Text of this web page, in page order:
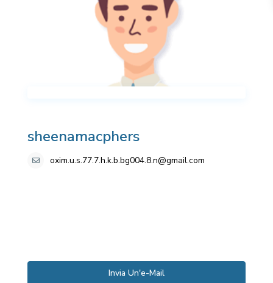
sheenamacphers
oxim.u.s.77.7.h.k.b.bg004.8.n@gmail.com
Invia Un'e-Mail